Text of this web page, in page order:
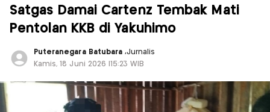
Satgas Damai Cartenz Tembak Mati
Pentolan KKB di Yakuhimo
Puteranegara Batubara,Jurnalis
Kamis, 18 Juni 2026 |15:23 WIB